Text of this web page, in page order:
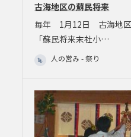
古海地区の蘇民将来
毎年 1月12日 古海地区
「蘇民将来末社小…
人の営み - 祭り